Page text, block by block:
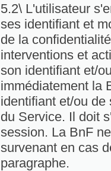
5.2\ L'utilisateur
ses identifiant et
de la
interventions et
son identifiant et/
immédiatement la
identifiant et/ou
du Service. Il doit
session. La BnF
survenant en cas
paragraphe.